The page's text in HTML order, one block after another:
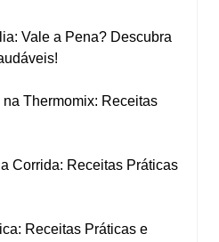
Vale a Pena? Descubra
Thermomix: Receitas
Corrida: Receitas Práticas
Receitas Práticas e